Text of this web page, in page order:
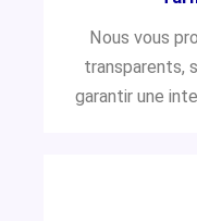
Nous vous
transparents,
garantir une